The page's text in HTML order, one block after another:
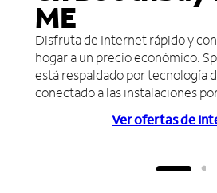
ME
Disfruta de Internet rápido y
hogar a un precio económico.
está respaldado por tecnología
conectado a las instalaciones
Ver ofertas de